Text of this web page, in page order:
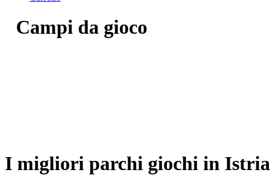
Campi da gioco
I migliori parchi giochi in Istria